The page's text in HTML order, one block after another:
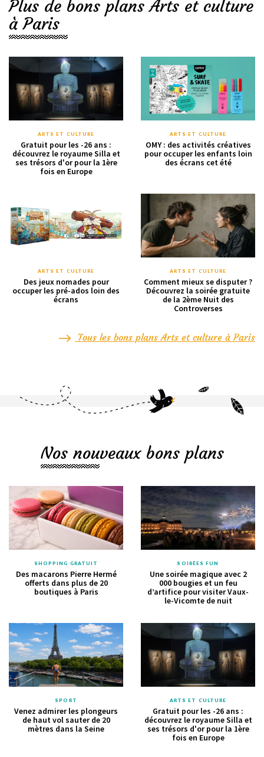
Plus de bons plans Arts et culture
à Paris
ARTS ET CULTURE
Gratuit pour les -26 ans :
découvrez le royaume Silla et
ses trésors d'or pour la 1ère
fois en Europe
ARTS ET CULTURE
OMY : des activités créatives
pour occuper les enfants loin
des écrans cet été
ARTS ET CULTURE
Des jeux nomades pour
occuper les pré-ados loin des
écrans
ARTS ET CULTURE
Comment mieux se disputer ?
Découvrez la soirée gratuite
de la 2ème Nuit des
Controverses
Tous les bons plans Arts et culture à Paris
Nos nouveaux bons plans
SHOPPING GRATUIT
Des macarons Pierre Hermé
offerts dans plus de 20
boutiques à Paris
SOIRÉES FUN
Une soirée magique avec 2
000 bougies et un feu
d’artifice pour visiter Vaux-
le-Vicomte de nuit
SPORT
Venez admirer les plongeurs
de haut vol sauter de 20
mètres dans la Seine
ARTS ET CULTURE
Gratuit pour les -26 ans :
découvrez le royaume Silla et
ses trésors d'or pour la 1ère
fois en Europe